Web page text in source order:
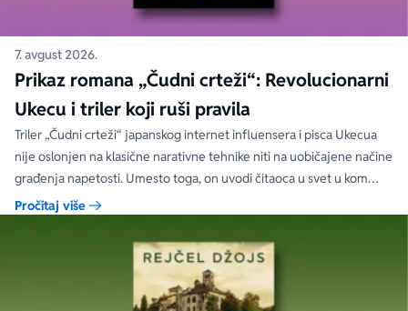
7. avgust 2026.
Prikaz romana „Čudni crteži“: Revolucionarni
Ukecu i triler koji ruši pravila
Triler „Čudni crteži“ japanskog internet influensera i pisca Ukecua
nije oslonjen na klasične narativne tehnike niti na uobičajene načine
građenja napetosti. Umesto toga, on uvodi čitaoca u svet u kom
priložene ilustracije govore više od reči, a ono što je nacrtano često
Pročitaj više